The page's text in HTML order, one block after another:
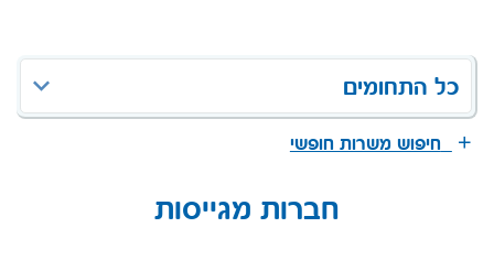
כל התחומים
חיפוש משרות חופשי
חברות מגייסות